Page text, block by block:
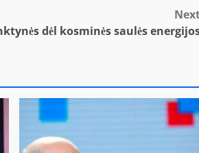
dėl kosminės saulės